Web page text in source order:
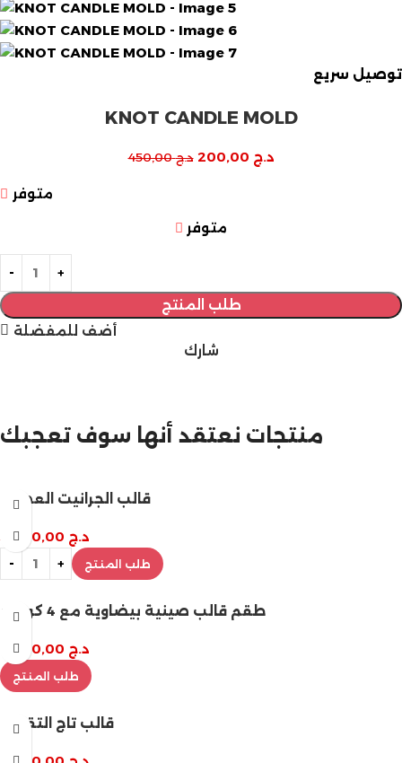
توصيل سريع
KNOT CANDLE MOLD
د.ج450,00 د.ج
متوفر
متوفر
طلب المنتج
أضف للمفضلة
شارك
تخفيضات نهاية السنة
منتجات نعتقد أنها سوف تعجبك
قالب الجرانيت العصري
د.ج
طلب المنتج
طقم قالب صينية بيضاوية مع 4 كوستر
د.ج
طلب المنتج
قالب تاج التقديم